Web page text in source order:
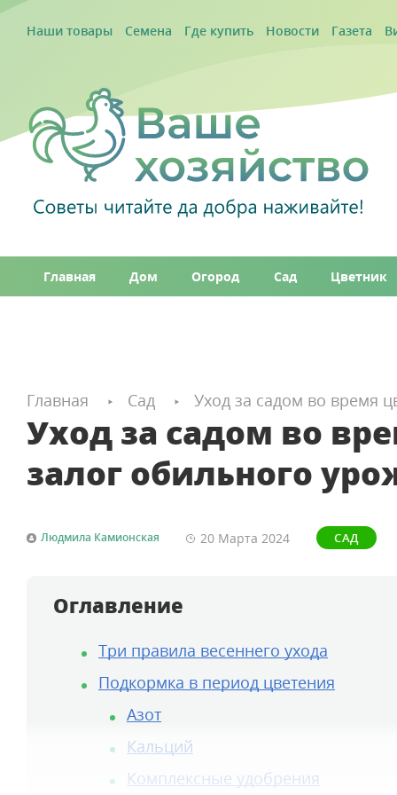
Наши товары Семена Где купить Новости Газета
Главная Дом Огород Сад Цветник
Главная Сад Уход за садом во время
Уход за садом во
залог обильного
Людмила Камионская 20 Марта 2024 САД
Оглавление
Три правила весеннего ухода
Подкормка в период цветения
Азот
Кальций
Комплексные удобрения